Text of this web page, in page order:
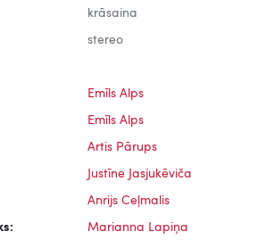
krāsaina
stereo
Emīls Alps
Emīls Alps
Artis Pārups
Justīne Jasjukēviča
Anrijs Ceļmalis
Marianna Lapiņa